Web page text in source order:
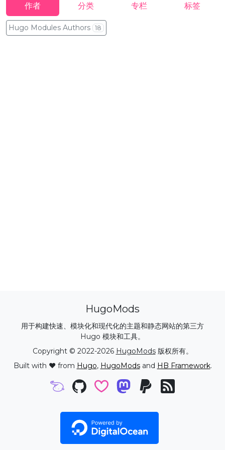
作者 分类 专栏 标签
Hugo Modules Authors 18
HugoMods
用于构建快速、模块化和现代化的主题和静态网站的第三方
Hugo 模块和工具。
Copyright © 2022-2026 HugoMods版权所有。
Built with ❤️ from Hugo, HugoModsand HB Framework.